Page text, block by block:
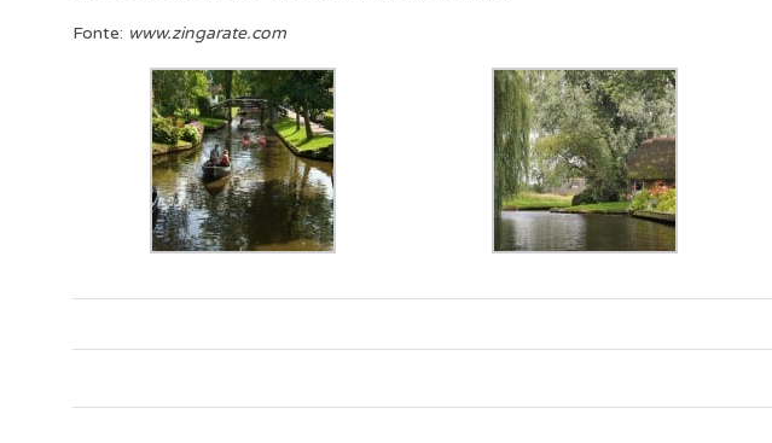
Fonte: www.zingarate.com